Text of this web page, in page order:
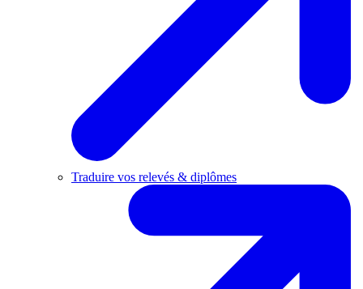
Traduire vos relevés & diplômes